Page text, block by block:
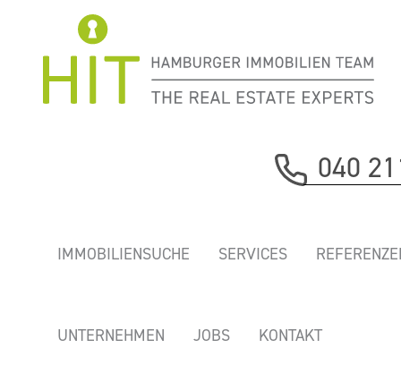
040
IMMOBILIENSUCHE SERVICES
UNTERNEHMEN JOBS KONTAKT
REPRÄSENTATIVE,
MIT KÜHLUNG IM